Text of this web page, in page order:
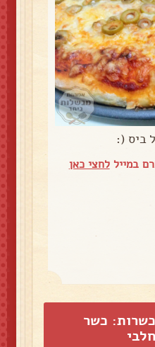
ביס (:
במייללחצי כאן
כשרות: כשר
חלבי